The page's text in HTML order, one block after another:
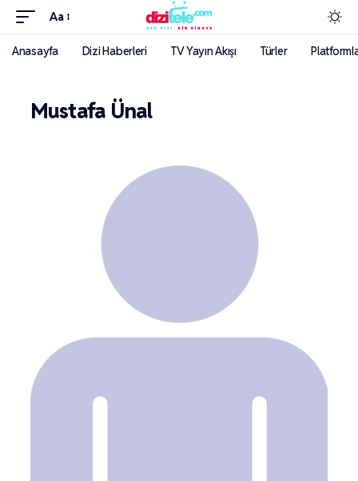
Aa
Anasayfa Dizi Haberleri TV Yayın Akışı Türler
Mustafa Ünal